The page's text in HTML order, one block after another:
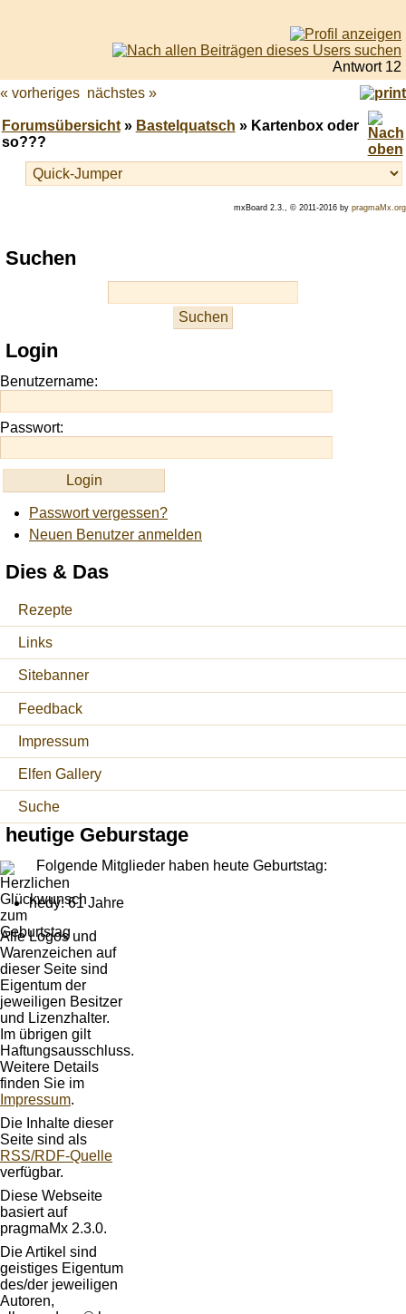
Antwort 12
« vorheriges nächstes »
Forumsübersicht» Bastelquatsch » Kartenbox oder
so???
mxBoard 2.3., © 2011-2016 by pragmaMx.org
Play
best
site
https://onlineslots.money/
Suchen
Login
Benutzername:
Passwort:
Passwort vergessen?
Neuen Benutzer anmelden
Dies & Das
Rezepte
Links
Sitebanner
Feedback
Impressum
Elfen Gallery
Suche
heutige Geburstage
Folgende Mitglieder haben heute Geburtstag:
hedy: 61 Jahre
Alle Logos und
Warenzeichen auf
dieser Seite sind
Eigentum der
jeweiligen Besitzer
und Lizenzhalter.
Im übrigen gilt
Haftungsausschluss.
Weitere Details
finden Sie im
Impressum.
Die Inhalte dieser
Seite sind als
RSS/RDF-Quelle
verfügbar.
Diese Webseite
basiert auf
pragmaMx 2.3.0.
Die Artikel sind
geistiges Eigentum
des/der jeweiligen
Autoren,